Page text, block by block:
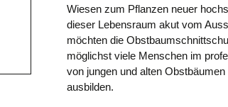
Wiesen zum Pflanzen neuer
dieser Lebensraum akut vom
möchten die
möglichst viele Menschen im
von jungen und alten
ausbilden.